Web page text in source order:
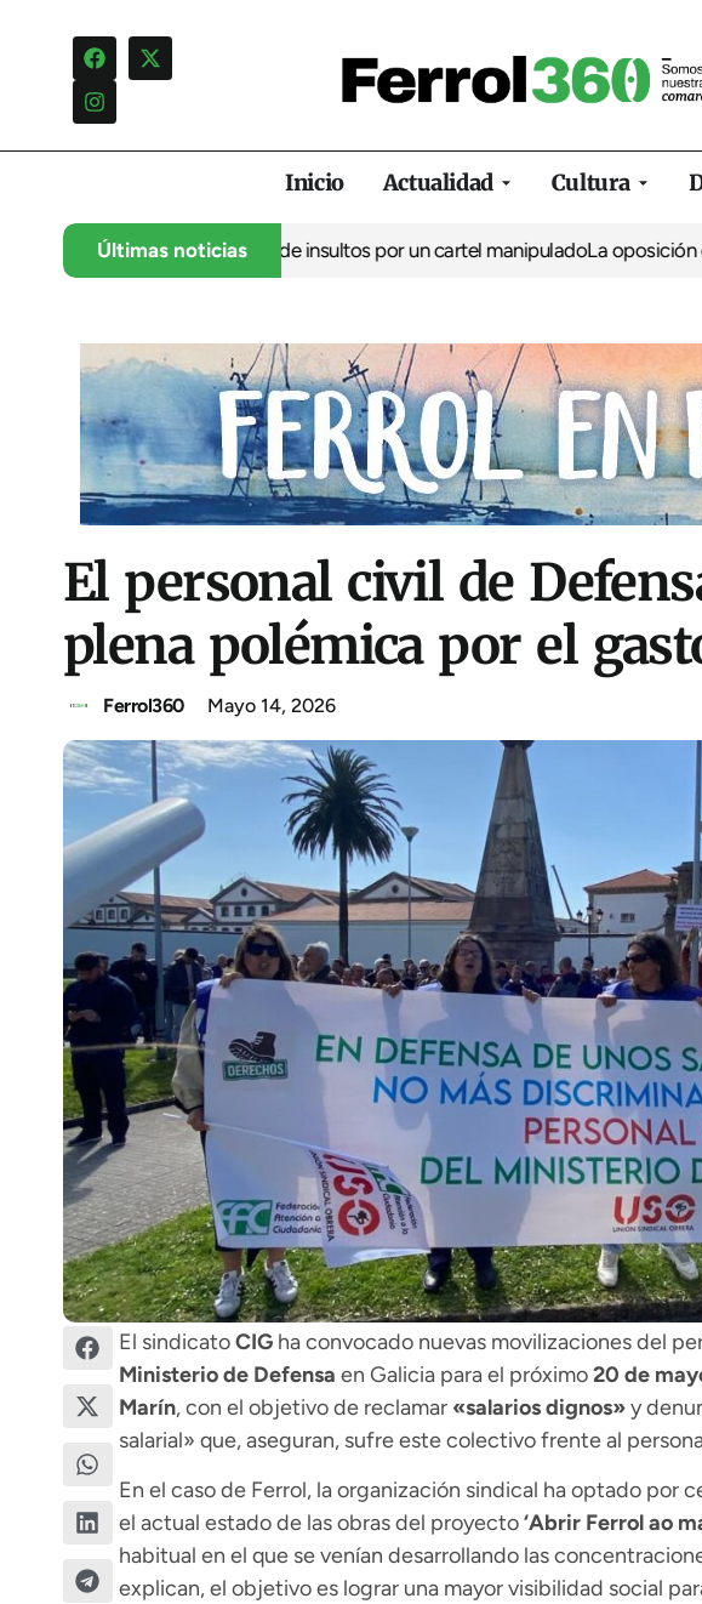
Inicio Actualidad Cultura
Últimas noticias
una campaña de insultos por un cartel manipuladoLa oposición carga
El personal civil de
plena polémica por el
Ferrol360 Mayo 14, 2026
El sindicatoCIGha convocado nuevas movilizaciones del
Ministerio de Defensa en Galicia para el próximo20 de
Marín, con el objetivo de reclamar «salarios dignos»y
salarial» que, aseguran, sufre este colectivo frente al
En el caso de Ferrol, la organización sindical ha optado por
el actual estado de las obras del proyecto‘Abrir Ferrol ao
habitual en el que se venían desarrollando las
explican, el objetivo es lograr una mayor visibilidad social